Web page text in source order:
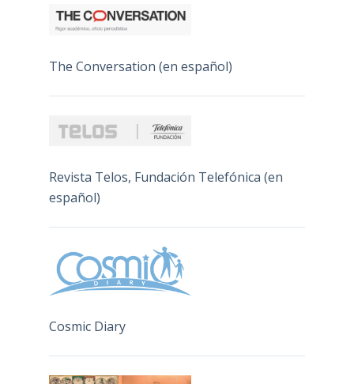
The Conversation (en español)
Revista Telos, Fundación Telefónica (en
español)
Cosmic Diary